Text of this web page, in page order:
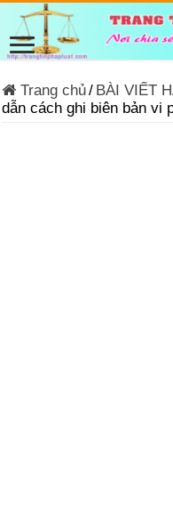
Trang chủ/ BÀI VIẾT
dẫn cách ghi biên bản vi